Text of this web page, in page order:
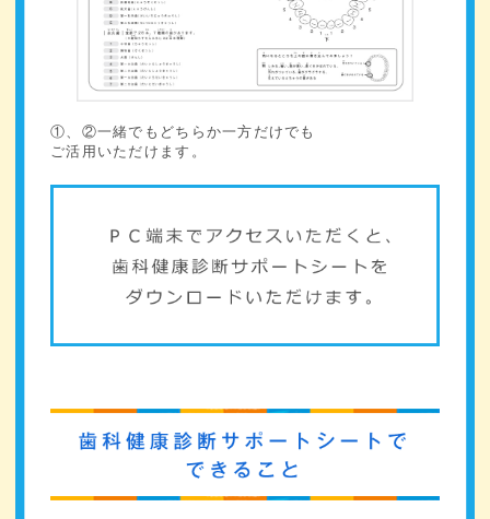
①、②一緒でもどちらか一方だけでも
ご活用いただけます。